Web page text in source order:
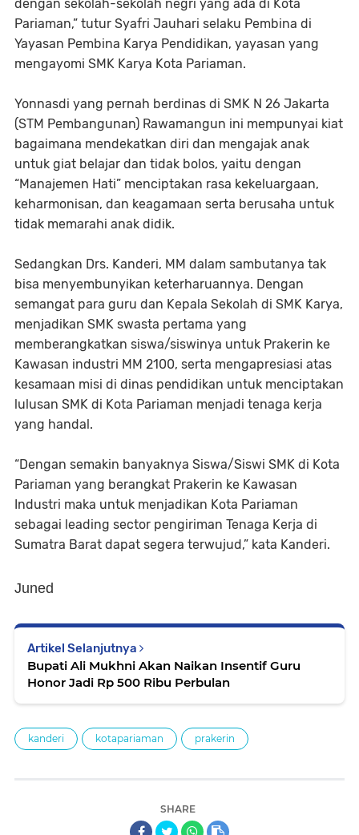
dengan sekolah-sekolah negri yang ada di Kota
Pariaman,” tutur Syafri Jauhari selaku Pembina di
Yayasan Pembina Karya Pendidikan, yayasan yang
mengayomi SMK Karya Kota Pariaman.
Yonnasdi yang pernah berdinas di SMK N 26 Jakarta
(STM Pembangunan) Rawamangun ini mempunyai kiat
bagaimana mendekatkan diri dan mengajak anak
untuk giat belajar dan tidak bolos, yaitu dengan
“Manajemen Hati” menciptakan rasa kekeluargaan,
keharmonisan, dan keagamaan serta berusaha untuk
tidak memarahi anak didik.
Sedangkan Drs. Kanderi, MM dalam sambutanya tak
bisa menyembunyikan keterharuannya. Dengan
semangat para guru dan Kepala Sekolah di SMK Karya,
menjadikan SMK swasta pertama yang
memberangkatkan siswa/siswinya untuk Prakerin ke
Kawasan industri MM 2100, serta mengapresiasi atas
kesamaan misi di dinas pendidikan untuk menciptakan
lulusan SMK di Kota Pariaman menjadi tenaga kerja
yang handal.
“Dengan semakin banyaknya Siswa/Siswi SMK di Kota
Pariaman yang berangkat Prakerin ke Kawasan
Industri maka untuk menjadikan Kota Pariaman
sebagai leading sector pengiriman Tenaga Kerja di
Sumatra Barat dapat segera terwujud,” kata Kanderi.
Juned
Artikel Selanjutnya
Bupati Ali Mukhni Akan Naikan Insentif Guru
Honor Jadi Rp 500 Ribu Perbulan
kanderi kotapariaman prakerin
SHARE